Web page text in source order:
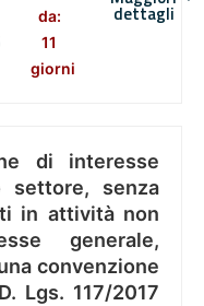
da:
11
giorni
dettagli
di interesse
senza
in attività non
generale,
convenzione
Lgs. 117/2017